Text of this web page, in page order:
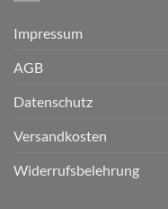
Impressum
AGB
Datenschutz
Versandkosten
Widerrufsbelehrung